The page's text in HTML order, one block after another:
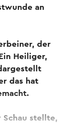
an
der
Heiliger,
das hat
Schau stellte,